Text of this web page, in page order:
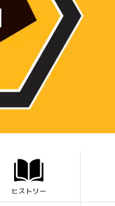
ヒストリー